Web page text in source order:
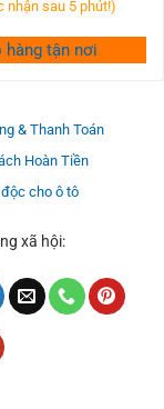
phụ kiện không
nóng,
vệ sinh.
nơi bị nước
ốp táp lô là
đáng tiếc do
nhận sau 5 phút!)
hàng tận nơi
& Thanh Toán
Hoàn Tiền
cho ô tô
xã hội: